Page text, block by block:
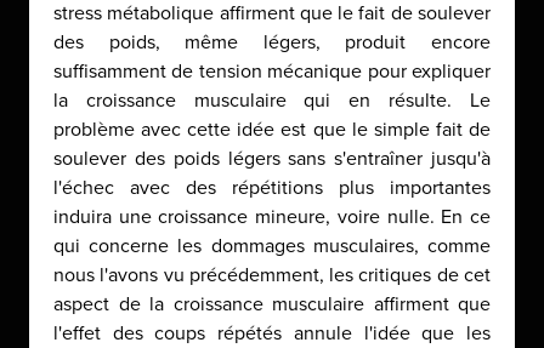
stress métabolique affirment que le fait de soulever
des poids, même légers, produit encore
suffisamment de tension mécanique pour expliquer
la croissance musculaire qui en résulte. Le
problème avec cette idée est que le simple fait de
soulever des poids légers sans s'entraîner jusqu'à
l'échec avec des répétitions plus importantes
induira une croissance mineure, voire nulle. En ce
qui concerne les dommages musculaires, comme
nous l'avons vu précédemment, les critiques de cet
aspect de la croissance musculaire affirment que
l'effet des coups répétés annule l'idée que les